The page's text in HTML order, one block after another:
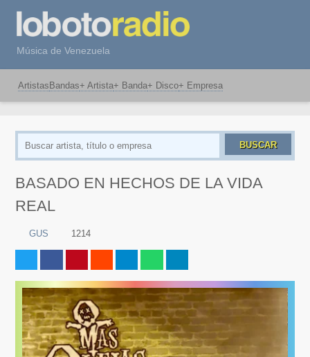
Música de Venezuela
Artistas Bandas+ Artista+ Banda+ Disco+ Empresa
BUSCAR
BASADO EN HECHOS DE LA VIDA
REAL
GUS 1214